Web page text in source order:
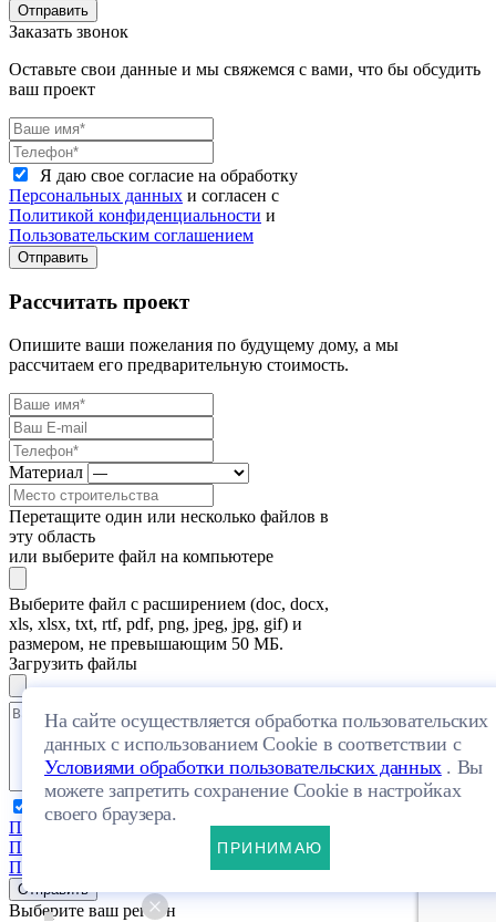
Отправить
Заказать звонок
Оставьте свои данные и мы свяжемся с вами, что бы обсудить
ваш проект
Я даю свое согласие на обработку
Персональных данных и согласен с
Политикой конфиденциальности и
Пользовательским соглашением
Отправить
Рассчитать проект
Опишите ваши пожелания по будущему дому, а мы
рассчитаем его предварительную стоимость.
Материал
Перетащите один или несколько файлов в
эту область
или выберите файл на компьютере
Выберите файл с расширением (doc, docx,
xls, xlsx, txt, rtf, pdf, png, jpeg, jpg, gif) и
размером, не превышающим 50 МБ.
Загрузить файлы
Я даю свое согласие на обработку
Персональных данных
и согласен с
Политикой конфиденциальностии
Пользовательским соглашением
Отправить
Выберите ваш регион
На сайте осуществляется обработка пользовательских
данных с использованием Cookie в соответствии с
Условиями обработки пользовательских данных. Вы
можете запретить сохранение Cookie в настройках
своего браузера.
ПРИНИМАЮ